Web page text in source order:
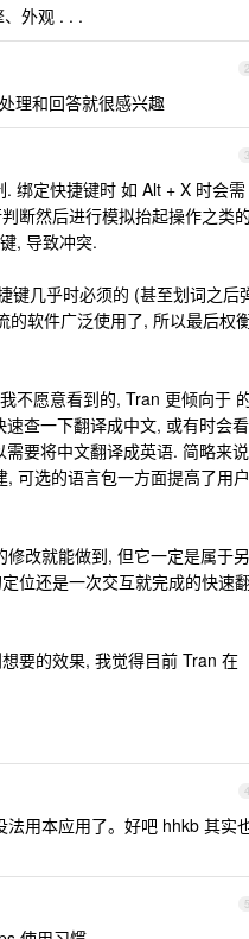
外观 . . .
2
理和回答就很感兴趣
3
绑定快捷键时 如 Alt + X 时会需
断然后进行模拟抬起操作之类
, 导致冲突.
键几乎时必须的 (甚至划词之后
的软件广泛使用了, 所以最后权
不愿意看到的, Tran 更倾向于
查一下翻译成中文, 或有时会看
要将中文翻译成英语. 简略来说
可选的语言包一方面提高了用户
改就能做到, 但它一定是属于另
位还是一次交互就完成的快速翻
要的效果, 我觉得目前 Tran 在
4
用本应用了。好吧 hhkb 其实
5